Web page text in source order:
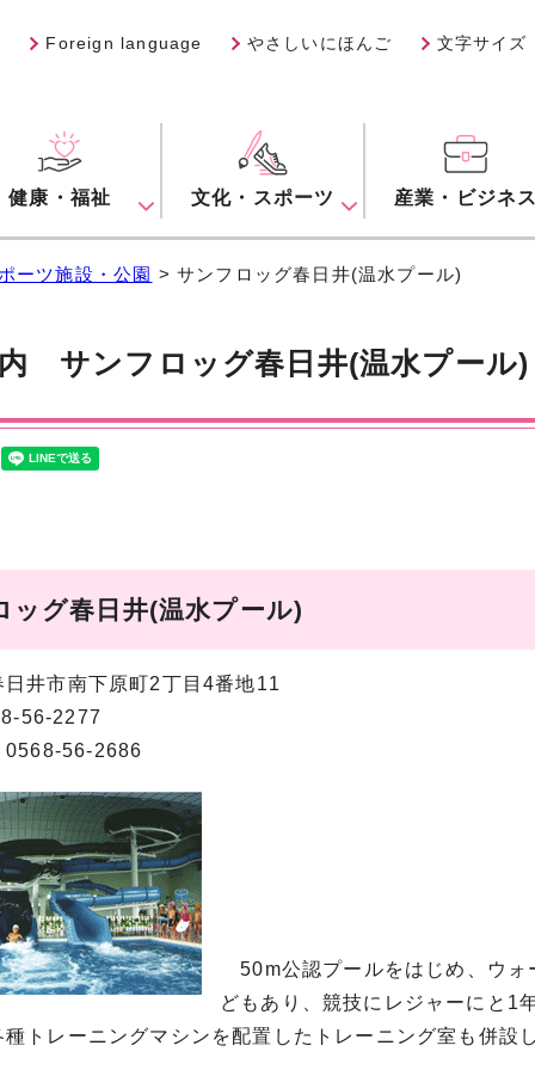
Foreign language やさしいにほんご 文字サイズ
健康・福祉 文化・スポーツ 産業・ビジネ
ーツ施設・公園 > サンフロッグ春日井(温水プール)
内 サンフロッグ春日井(温水プール)
ッグ春日井(温水プール)
日井市南下原町2丁目4番地11
56-2277
0568-56-2686
50m公認プールをはじめ、ウォ
どもあり、競技にレジャーにと1
トレーニングマシンを配置したトレーニング室も併設